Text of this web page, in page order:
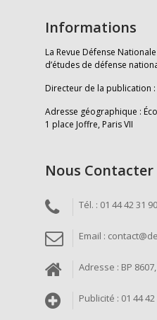
Informations
La Revue Défense
d’études de défense
Directeur de la publication
Adresse géographique :
1 place Joffre, Paris VII
Nous Contacter
Tél. : 01 44 42 31 90
Email :
Adresse : BP
Publicité : 01 44 42